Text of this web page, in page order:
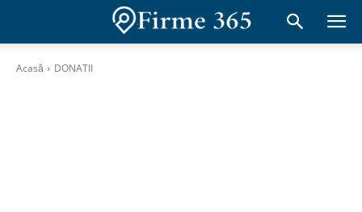
Acasă DONATII